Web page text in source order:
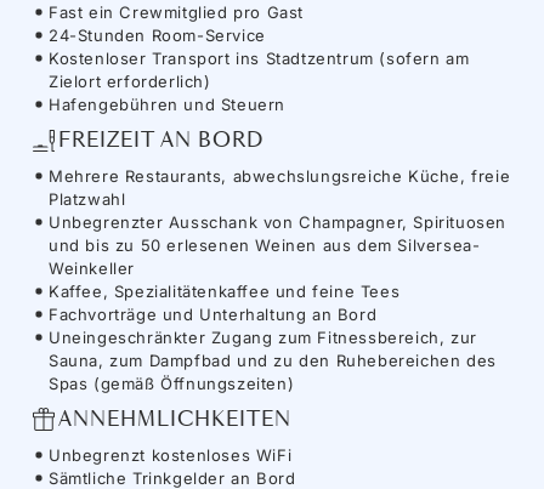
Fast ein Crewmitglied pro Gast
24-Stunden Room-Service
Kostenloser Transport ins Stadtzentrum (sofern am
Zielort erforderlich)
Hafengebühren und Steuern
FREIZEIT AN BORD
Mehrere Restaurants, abwechslungsreiche Küche, freie
Platzwahl
Unbegrenzter Ausschank von Champagner, Spirituosen
und bis zu 50 erlesenen Weinen aus dem Silversea-
Weinkeller
Kaffee, Spezialitätenkaffee und feine Tees
Fachvorträge und Unterhaltung an Bord
Uneingeschränkter Zugang zum Fitnessbereich, zur
Sauna, zum Dampfbad und zu den Ruhebereichen des
Spas (gemäß Öffnungszeiten)
ANNEHMLICHKEITEN
Unbegrenzt kostenloses WiFi
Sämtliche Trinkgelder an Bord